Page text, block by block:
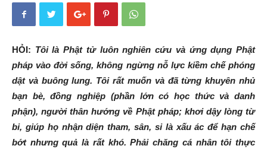
HỎI: Tôi là Phật tử luôn nghiên cứu và ứng dụng Phật
pháp vào đời sống, không ngừng nỗ lực kiềm chế phóng
dật và buông lung. Tôi rất muốn và đã từng khuyên nhủ
bạn bè, đồng nghiệp (phần lớn có học thức và danh
phận), người thân hướng về Phật pháp; khơi dậy lòng từ
bi, giúp họ nhận diện tham, sân, si là xấu ác để hạn chế
bớt nhưng quả là rất khó. Phải chăng cá nhân tôi thực